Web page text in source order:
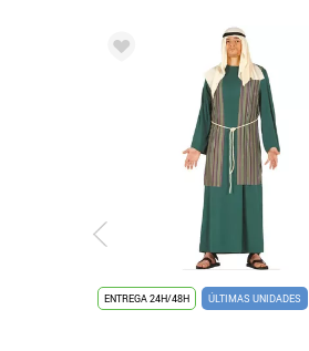
ENTREGA 24H/48H ÚLTIMAS UNIDADES